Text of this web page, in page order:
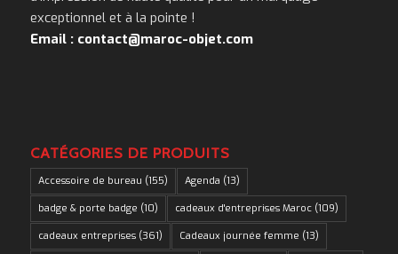
exceptionnel et à la pointe !
Email : contact@maroc-objet.com
CATÉGORIES DE PRODUITS
Accessoire de bureau (155) Agenda (13)
badge & porte badge (10) cadeaux d'entreprises Maroc(109)
cadeaux entreprises(361) Cadeaux journée femme (13)